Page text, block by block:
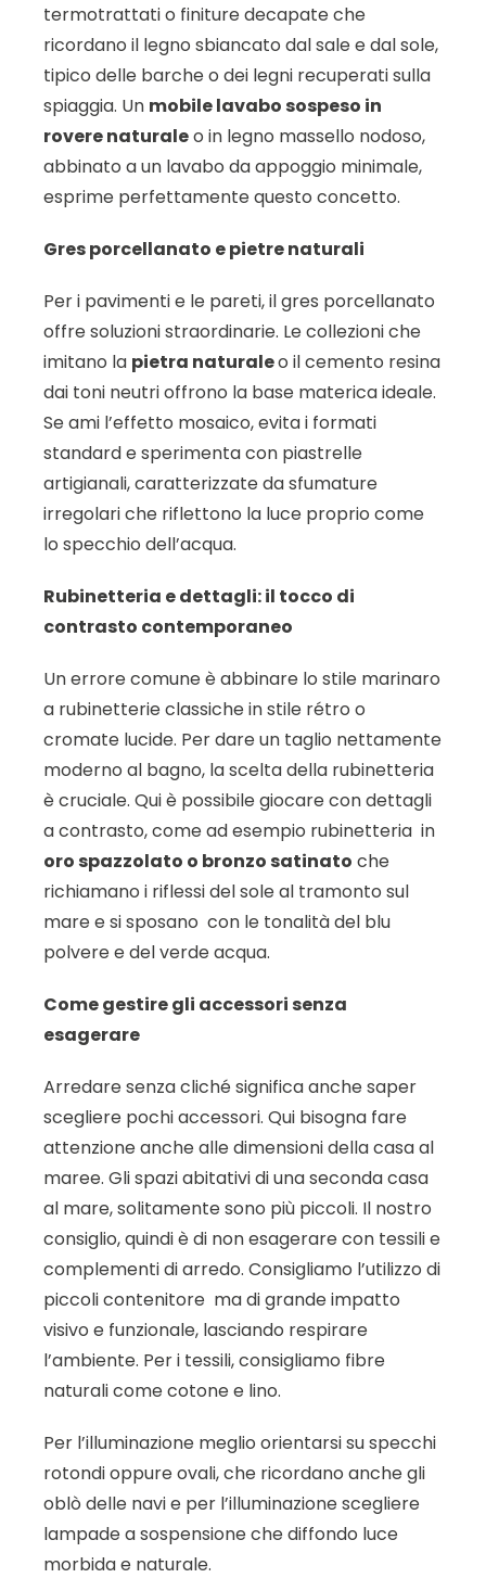
termotrattati o finiture decapate che
ricordano il legno sbiancato dal sale e dal sole,
tipico delle barche o dei legni recuperati sulla
spiaggia. Un mobile lavabo sospeso in
rovere naturaleo in legno massello nodoso,
abbinato a un lavabo da appoggio minimale,
esprime perfettamente questo concetto.
Gres porcellanato e pietre naturali
Per i pavimenti e le pareti, il gres porcellanato
offre soluzioni straordinarie. Le collezioni che
imitano la pietra naturaleo il cemento resina
dai toni neutri offrono la base materica ideale.
Se ami l’effetto mosaico, evita i formati
standard e sperimenta con piastrelle
artigianali, caratterizzate da sfumature
irregolari che riflettono la luce proprio come
lo specchio dell’acqua.
Rubinetteria e dettagli: il tocco di
contrasto contemporaneo
Un errore comune è abbinare lo stile marinaro
a rubinetterie classiche in stile rétro o
cromate lucide. Per dare un taglio nettamente
moderno al bagno, la scelta della rubinetteria
è cruciale. Qui è possibile giocare con dettagli
a contrasto, come ad esempio rubinetteria in
oro spazzolato o bronzo satinato che
richiamano i riflessi del sole al tramonto sul
mare e si sposano con le tonalità del blu
polvere e del verde acqua.
Come gestire gli accessori senza
esagerare
Arredare senza cliché significa anche saper
scegliere pochi accessori. Qui bisogna fare
attenzione anche alle dimensioni della casa al
maree. Gli spazi abitativi di una seconda casa
al mare, solitamente sono più piccoli. Il nostro
consiglio, quindi è di non esagerare con tessili e
complementi di arredo. Consigliamo l’utilizzo di
piccoli contenitore ma di grande impatto
visivo e funzionale, lasciando respirare
l’ambiente. Per i tessili, consigliamo fibre
naturali come cotone e lino.
Per l’illuminazione meglio orientarsi su specchi
rotondi oppure ovali, che ricordano anche gli
oblò delle navi e per l’illuminazione scegliere
lampade a sospensione che diffondo luce
morbida e naturale.